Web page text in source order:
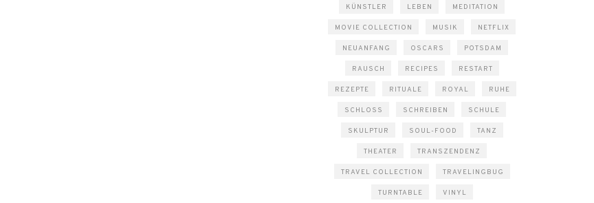
KÜNSTLER LEBEN MEDITATION
MOVIE COLLECTION MUSIK NETFLIX
NEUANFANG OSCARS POTSDAM
RAUSCH RECIPES RESTART
REZEPTE RITUALE ROYAL RUHE
SCHLOSS SCHREIBEN SCHULE
SKULPTUR SOUL-FOOD TANZ
THEATER TRANSZENDENZ
TRAVEL COLLECTION TRAVELINGBUG
TURNTABLE VINYL